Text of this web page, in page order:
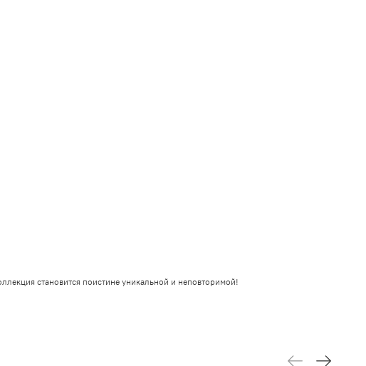
становится поистине уникальной и неповторимой!